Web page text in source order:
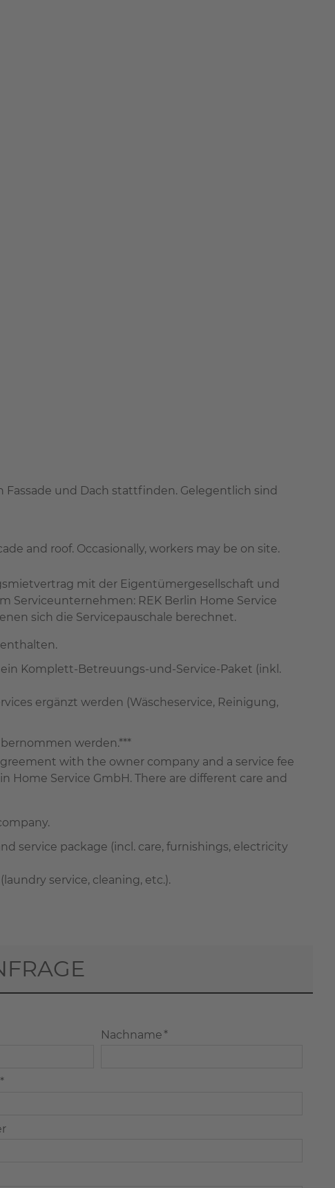
und Dach stattfinden. Gelegentlich sind
and roof. Occasionally, workers may be on site.
mit der Eigentümergesellschaft und
Serviceunternehmen: REK Berlin Home Service
sich die Servicepauschale berechnet.
Komplett-Betreuungs-und-Service-Paket (inkl.
ergänzt werden (Wäscheservice, Reinigung,
werden.***
with the owner company and a service fee
Service GmbH. There are different care and
service package (incl. care, furnishings, electricity
service, cleaning, etc.).
Nachname *